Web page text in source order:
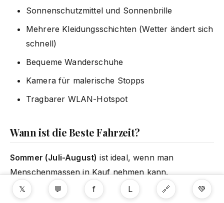
Sonnenschutzmittel und Sonnenbrille
Mehrere Kleidungsschichten (Wetter ändert sich
schnell)
Bequeme Wanderschuhe
Kamera für malerische Stopps
Tragbarer WLAN-Hotspot
Wann ist die Beste Fahrzeit?
Sommer (Juli-August) ist ideal, wenn man
Menschenmassen in Kauf nehmen kann.
September-Oktober
bietet das beste Verhältnis von
Wetter zu Besucheraufkommen mit
𝕏 💬 f L 🔗 💚